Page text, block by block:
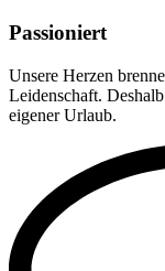
Passioniert
Unsere Herzen
Leidenschaft.
eigener Urlaub.